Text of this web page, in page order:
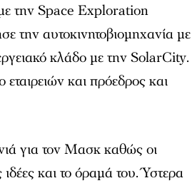
την Space Exploration
την αυτοκινητοβιομηχανία με
κλάδο με την SolarCity.
και πρόεδρος και
για τον Μασκ καθώς οι
και το όραμά του. Ύστερα